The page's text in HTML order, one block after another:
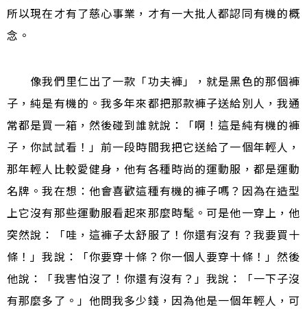
所以現在才有了慈心事業，才有一大批人都認同有機的概
念。
像我們里仁出了一款「功夫褲」，就是黑色的那個褲
子，純是有機的。我多年來都把那款褲子送給別人，我通
常都是買一箱，然後碰到誰就說：「啊！這是純有機的褲
子，你試試看！」前一段時間我把它送給了一個年輕人，
那年輕人比較愛健身，他有各種時尚的運動服，都是運動
名牌。我在想：他會喜歡這種有機的褲子嗎？因為在造型
上它沒有那些運動服看起來那麼時髦。可是他一穿上，他
突然說：「哇，這褲子太舒服了！你還有沒有？我要買十
條！」我說：「你要穿十條？你一個人要穿十條！」然後
他說：「我害怕沒了！你還有沒有？」我說：「一下子沒
有那麼多了。」他問我多少錢，因為他是一個年輕人，可